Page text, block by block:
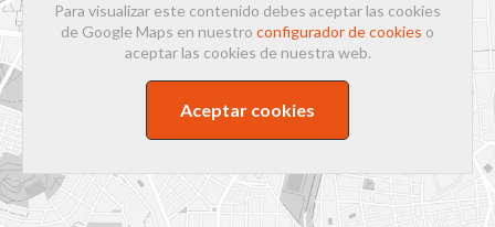
Para visualizar este contenido debes aceptar las cookies
de Google Maps en nuestro configurador de cookies o
aceptar las cookies de nuestra web.
Aceptar cookies